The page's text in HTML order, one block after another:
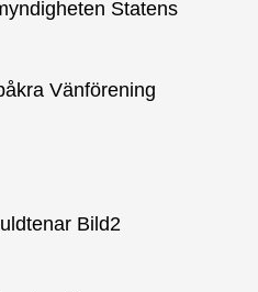
Statens
Vänförening